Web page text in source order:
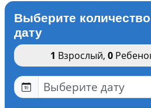
Выберите
дату
1 Взрослый, 0